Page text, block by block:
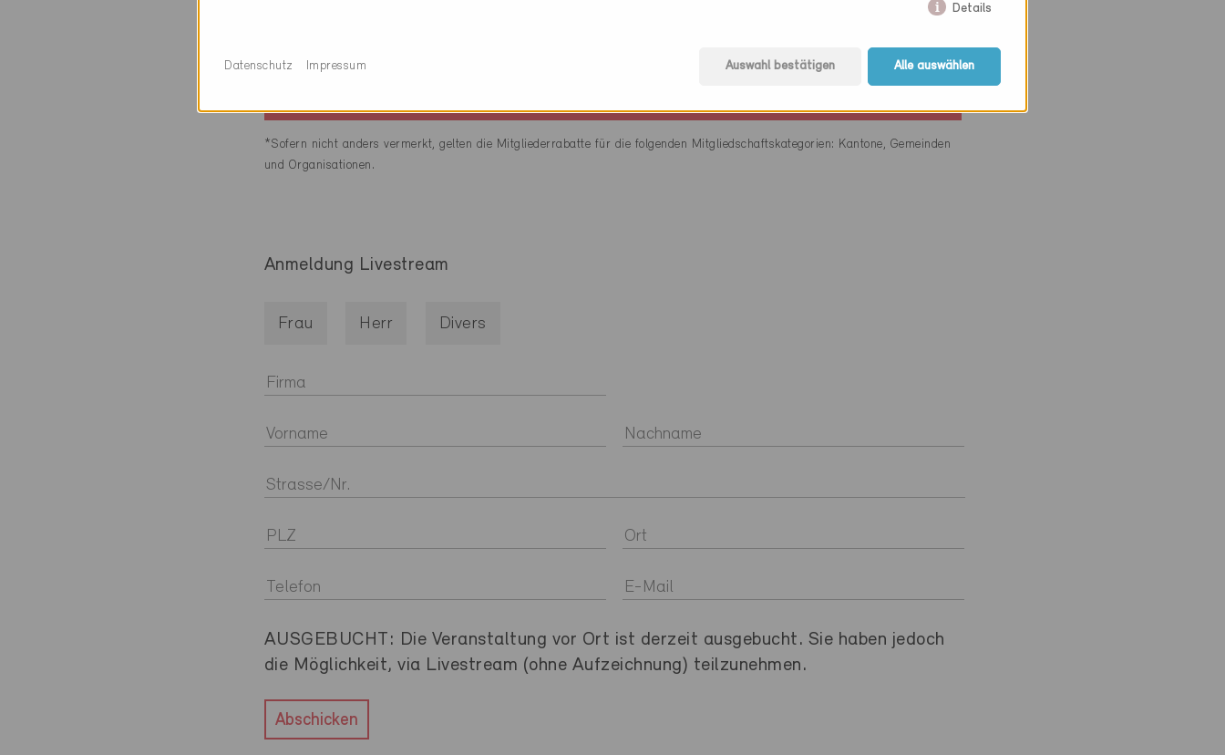
Infos:
*Sofern nicht anders vermerkt, gelten die Mitgliederrabatte für die folgenden Mitgliedschaftskategorien: Kantone, Gemeinden
und Organisationen.
Anmeldung Livestream
Frau Herr Divers
AUSGEBUCHT: Die Veranstaltung vor Ort ist derzeit ausgebucht. Sie haben jedoch
die Möglichkeit, via Livestream (ohne Aufzeichnung) teilzunehmen.
Abschicken
Details
Auswahl bestätigen Alle auswählen
Datenschutz Impressum